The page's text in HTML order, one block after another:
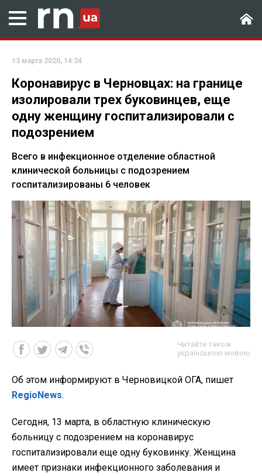
13 марта 2020, 14:34
Коронавирус в Черновцах: на границе
изолировали трех буковинцев, еще
одну женщину госпитализировали с
подозрением
Всего в инфекционное отделение областной
клинической больницы с подозрением
госпитализированы 6 человек
Читайте також
українською мовою
Об этом информируют в Черновицкой ОГА, пишет
RegioNews.
Сегодня, 13 марта, в областную клиническую
больницу с подозрением на коронавирус
госпитализировали еще одну буковинку. Женщина
имеет признаки инфекционного заболевания и